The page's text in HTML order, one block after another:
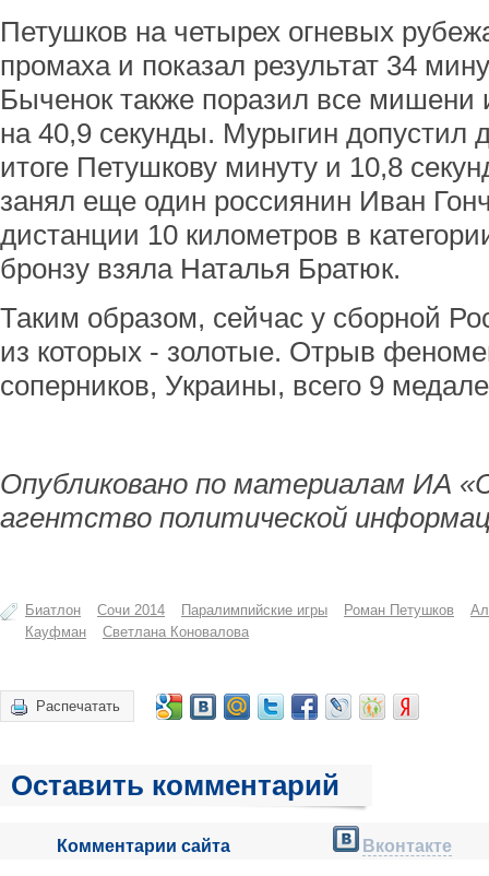
Петушков на четырех огневых
промаха и показал результат 34
Быченок также поразил все мишени
на 40,9 секунды. Мурыгин допустил
итоге Петушкову минуту и 10,8
занял еще один россиянин Иван
дистанции 10 километров в
бронзу взяла Наталья Братюк.
Таким образом, сейчас у сборной
из которых - золотые. Отрыв
соперников, Украины, всего 9
Опубликовано по материалам ИА
агентство политической
Биатлон Сочи 2014 Паралимпийские игры Роман Петушков
Кауфман
Светлана Коновалова
Распечатать
Оставить комментарий
Комментарии сайта Вконтакте